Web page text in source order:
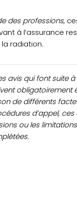
des professions,
à l’assurance
radiation.
avis qui font suite
de différents
d’appel,
ou les